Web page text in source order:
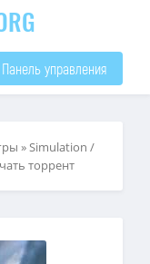
Панель управления
»Simulation /
торрент